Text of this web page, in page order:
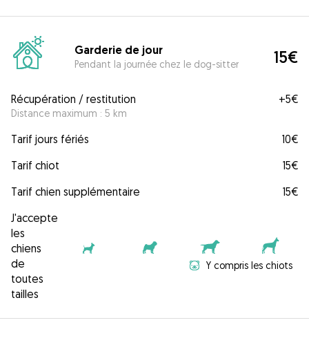
Garderie de jour
Pendant la journée chez le dog-sitter 15€
Récupération / restitution
Distance maximum : 5 km
+5€
Tarif jours fériés
10€
Tarif chiot
15€
Tarif chien supplémentaire
15€
J'accepte
les
chiens
de
toutes
tailles
Y compris les chiots